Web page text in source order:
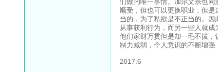
顺受，但也可以更换职业，但
当的，为了私欲是不正当的。
从事获利行为，而另一些人就
他们家财万贯但是却一毛不拔
制力减弱，个人意识的不断增
2017.6